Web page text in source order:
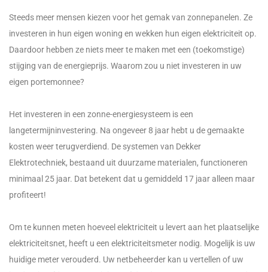
Steeds meer mensen kiezen voor het gemak van zonnepanelen. Ze
investeren in hun eigen woning en wekken hun eigen elektriciteit op.
Daardoor hebben ze niets meer te maken met een (toekomstige)
stijging van de energieprijs. Waarom zou u niet investeren in uw
eigen portemonnee?
Het investeren in een zonne-energiesysteem is een
langetermijninvestering. Na ongeveer 8 jaar hebt u de gemaakte
kosten weer terugverdiend. De systemen van Dekker
Elektrotechniek, bestaand uit duurzame materialen, functioneren
minimaal 25 jaar. Dat betekent dat u gemiddeld 17 jaar alleen maar
profiteert!
Om te kunnen meten hoeveel elektriciteit u levert aan het plaatselijke
elektriciteitsnet, heeft u een elektriciteitsmeter nodig. Mogelijk is uw
huidige meter verouderd. Uw netbeheerder kan u vertellen of uw